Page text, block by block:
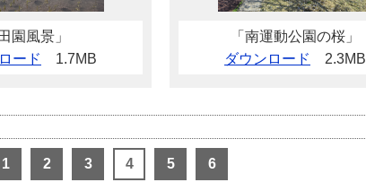
園風景」
ード
1.7MB
「南運動公園の桜」
ダウンロード
2.3MB
1 2 3 4 5 6